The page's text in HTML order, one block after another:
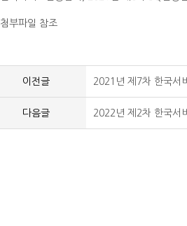
첨부파일 참조
이전글 2021년 제7차 한국서
다음글 2022년 제2차 한국서